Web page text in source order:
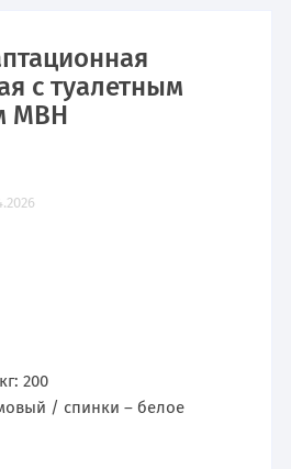
с туалетным
MBН
200
/ спинки – белое